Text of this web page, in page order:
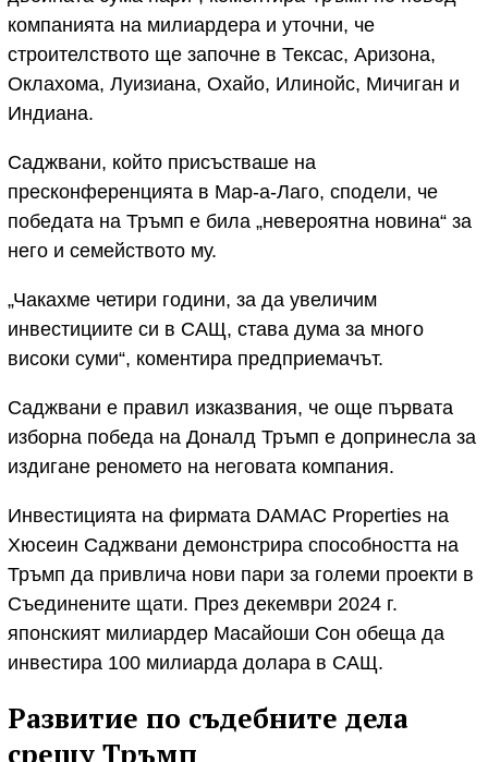
компанията на милиардера и уточни, че
строителството ще започне в Тексас, Аризона,
Оклахома, Луизиана, Охайо, Илинойс, Мичиган и
Индиана.
Саджвани, който присъстваше на
пресконференцията в Мар-а-Лаго, сподели, че
победата на Тръмп е била „невероятна новина“ за
него и семейството му.
„Чакахме четири години, за да увеличим
инвестициите си в САЩ, става дума за много
високи суми“, коментира предприемачът.
Саджвани е правил изказвания, че още първата
изборна победа на Доналд Тръмп е допринесла за
издигане реномето на неговата компания.
Инвестицията на фирмата DAMAC Properties на
Хюсеин Саджвани демонстрира способността на
Тръмп да привлича нови пари за големи проекти в
Съединените щати. През декември 2024 г.
японският милиардер Масайоши Сон обеща да
инвестира 100 милиарда долара в САЩ.
Развитие по съдебните дела
срещу Тръмп